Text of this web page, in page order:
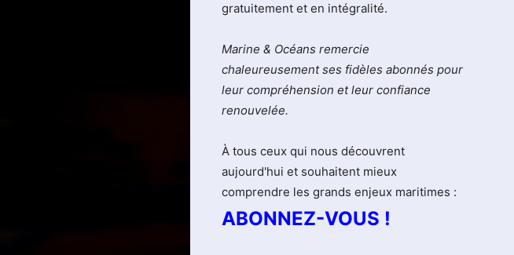
gratuitement et en intégralité.
Marine & Océans remercie
chaleureusement ses fidèles abonnés pour
leur compréhension et leur confiance
renouvelée.
À tous ceux qui nous découvrent
aujourd'hui et souhaitent mieux
comprendre les grands enjeux maritimes :
ABONNEZ-VOUS !